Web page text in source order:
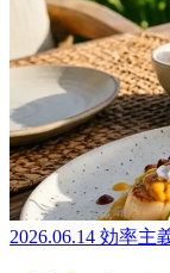
2026.06.14 効率主